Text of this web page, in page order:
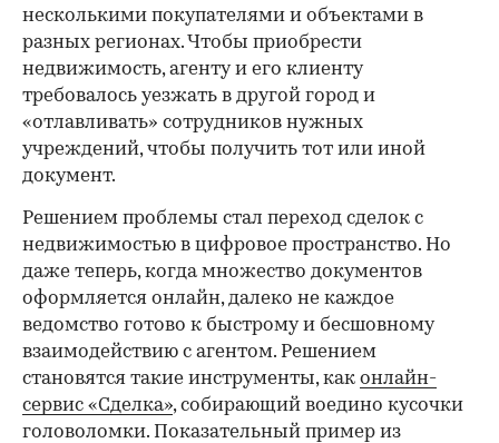
несколькими покупателями и объектами в
разных регионах. Чтобы приобрести
недвижимость, агенту и его клиенту
требовалось уезжать в другой город и
«отлавливать» сотрудников нужных
учреждений, чтобы получить тот или иной
документ.
Решением проблемы стал переход сделок с
недвижимостью в цифровое пространство. Но
даже теперь, когда множество документов
оформляется онлайн, далеко не каждое
ведомство готово к быстрому и бесшовному
взаимодействию с агентом. Решением
становятся такие инструменты, как онлайн-
сервис «Сделка», собирающий воедино кусочки
головоломки. Показательный пример из